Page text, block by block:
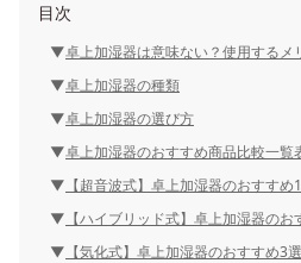
目次
卓上加湿器は意味ない？使用するメ
卓上加湿器の種類
卓上加湿器の選び方
卓上加湿器のおすすめ商品比較一覧
【超音波式】卓上加湿器のおすすめ
【ハイブリッド式】卓上加湿器のお
【気化式】卓上加湿器のおすすめ3選